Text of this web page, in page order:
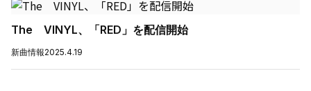
The VINYL、「RED」を配信開始
新曲情報2025.4.19